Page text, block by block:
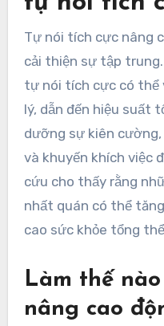
Tự nói tích cực nâng
cải thiện sự tập
tự nói tích cực có thể
lý, dẫn đến hiệu suất
dưỡng sự kiên
và khuyến khích việc
cứu cho thấy rằng
nhất quán có thể
cao sức khỏe tổng
Làm thế
nâng cao